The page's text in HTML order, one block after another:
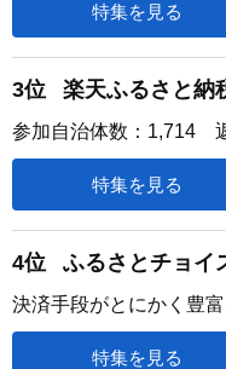
特集を見る
3位 楽天ふるさと納
参加自治体数：1,714
特集を見る
4位 ふるさとチョイ
決済手段がとにかく豊
特集を見る